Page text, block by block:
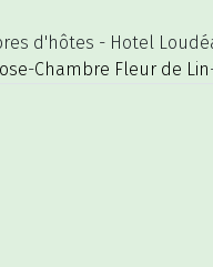
d'hôtes - Hotel
-Chambre Fleur de Lin